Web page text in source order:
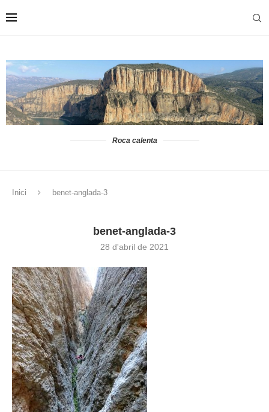
Roca calenta
Inici benet-anglada-3
benet-anglada-3
28 d'abril de 2021